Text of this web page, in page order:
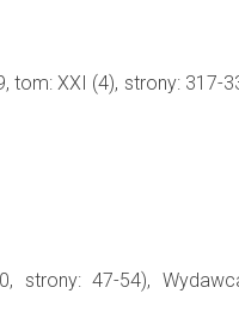
tom: XXI (4), strony: 317-
strony: 47-54),